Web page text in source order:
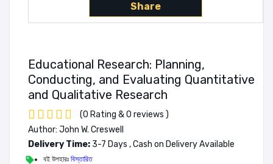
Share
Educational Research: Planning,
Conducting, and Evaluating Quantitative
and Qualitative Research
(0 Rating & 0 reviews )
Author: John W. Creswell
Delivery Time: 3-7 Days , Cash on Delivery Available
বই উপহারঃ বিস্তারিত